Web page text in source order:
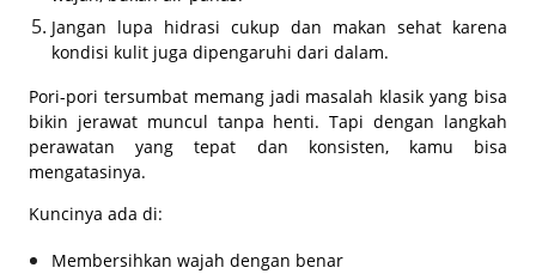
Jangan lupa hidrasi cukup dan makan sehat karena
kondisi kulit juga dipengaruhi dari dalam.
Pori-pori tersumbat memang jadi masalah klasik yang bisa
bikin jerawat muncul tanpa henti. Tapi dengan langkah
perawatan yang tepat dan konsisten, kamu bisa
mengatasinya.
Kuncinya ada di:
Membersihkan wajah dengan benar